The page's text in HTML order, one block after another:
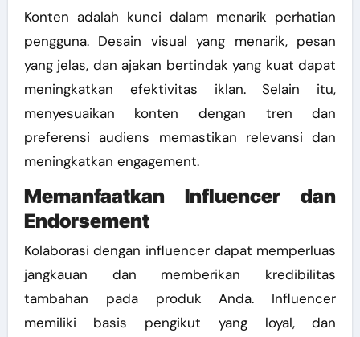
Konten adalah kunci dalam menarik perhatian
pengguna. Desain visual yang menarik, pesan
yang jelas, dan ajakan bertindak yang kuat dapat
meningkatkan efektivitas iklan. Selain itu,
menyesuaikan konten dengan tren dan
preferensi audiens memastikan relevansi dan
meningkatkan engagement.
Memanfaatkan Influencer dan
Endorsement
Kolaborasi dengan influencer dapat memperluas
jangkauan dan memberikan kredibilitas
tambahan pada produk Anda. Influencer
memiliki basis pengikut yang loyal, dan